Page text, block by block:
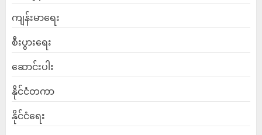
ကျန်းမာရေး
စီးပွားရေး
ဆောင်းပါး
နိုင်ငံတကာ
နိုင်ငံရေး